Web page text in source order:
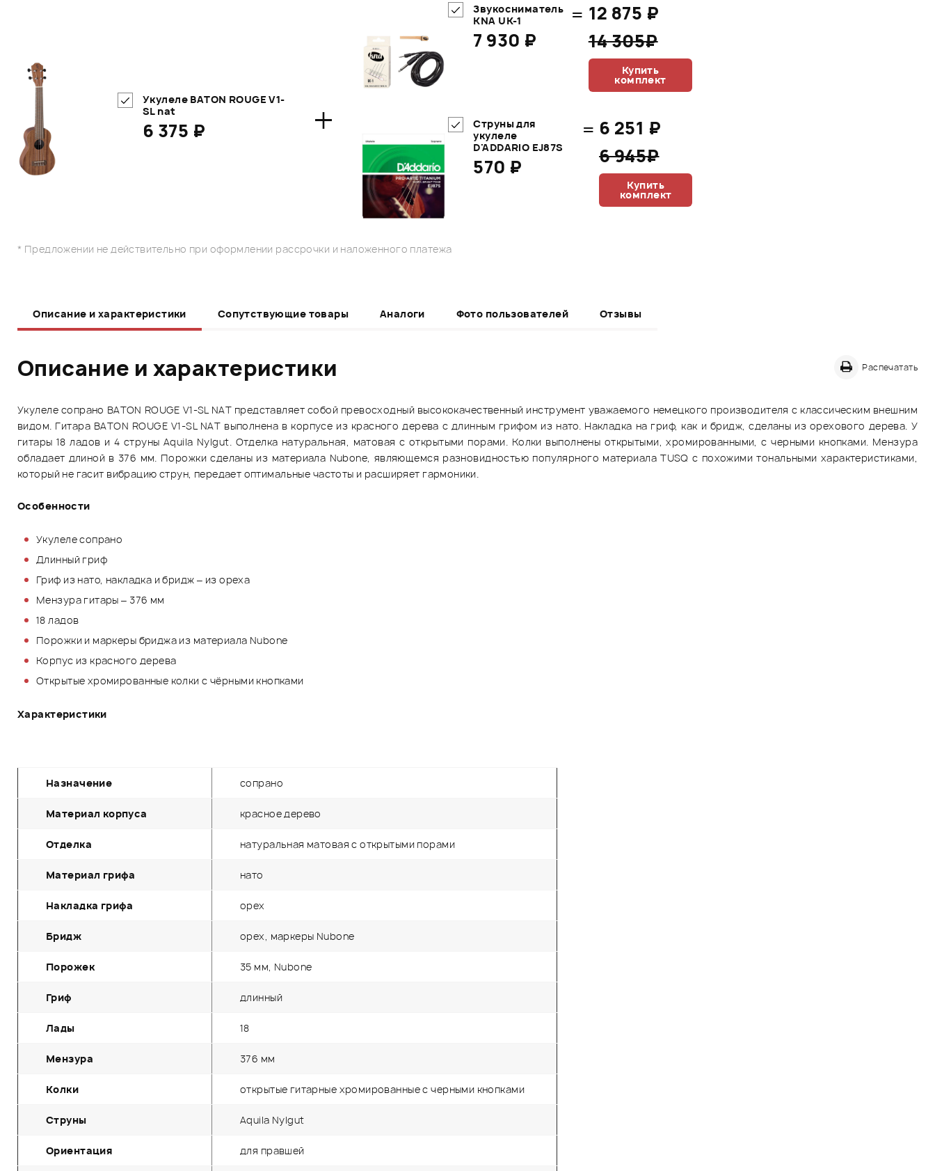
Укулеле BATON ROUGE V1-
SL nat
6 375 ₽ +
Звукосниматель
KNA UK-1
7 930 ₽
= 12 875 ₽
14 305₽
Купить
комплект
Струны для
укулеле
D'ADDARIO EJ87S
570 ₽
= 6 251 ₽
6 945₽
Купить
комплект
* Предложении не действительно при оформлении рассрочки и наложенного платежа
Описание и характеристики Сопутствующие товары Аналоги Фото пользователей Отзывы
Описание и характеристики Распечатать
Укулеле сопрано BATON ROUGE V1-SL NAT представляет собой превосходный высококачественный инструмент уважаемого немецкого производителя с классическим внешним
видом. Гитара BATON ROUGE V1-SL NAT выполнена в корпусе из красного дерева с длинным грифом из нато. Накладка на гриф, как и бридж, сделаны из орехового дерева. У
гитары 18 ладов и 4 струны Aquila Nylgut. Отделка натуральная, матовая с открытыми порами. Колки выполнены открытыми, хромированными, с черными кнопками. Мензура
обладает длиной в 376 мм. Порожки сделаны из материала Nubone, являющемся разновидностью популярного материала TUSQ с похожими тональными характеристиками,
который не гасит вибрацию струн, передает оптимальные частоты и расширяет гармоники.
Особенности
Укулеле сопрано
Длинный гриф
Гриф из нато, накладка и бридж – из ореха
Мензура гитары – 376 мм
18 ладов
Порожки и маркеры бриджа из материала Nubone
Корпус из красного дерева
Открытые хромированные колки с чёрными кнопками
Характеристики
Назначение сопрано
Материал корпуса красное дерево
Отделка натуральная матовая с открытыми порами
Материал грифа нато
Накладка грифа орех
Бридж орех, маркеры Nubone
Порожек 35 мм, Nubone
Гриф длинный
Лады 18
Мензура 376 мм
Колки открытые гитарные хромированные с черными кнопками
Струны Aquila Nylgut
Ориентация для правшей